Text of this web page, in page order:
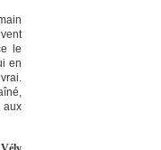
le
en
aux